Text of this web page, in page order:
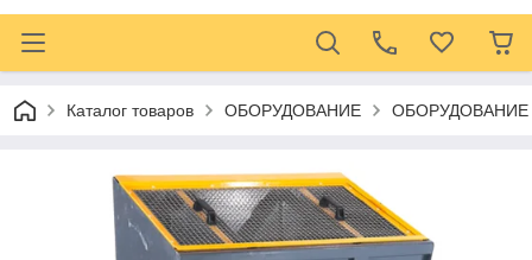
Каталог товаров ОБОРУДОВАНИЕ ОБОРУДОВАНИЕ